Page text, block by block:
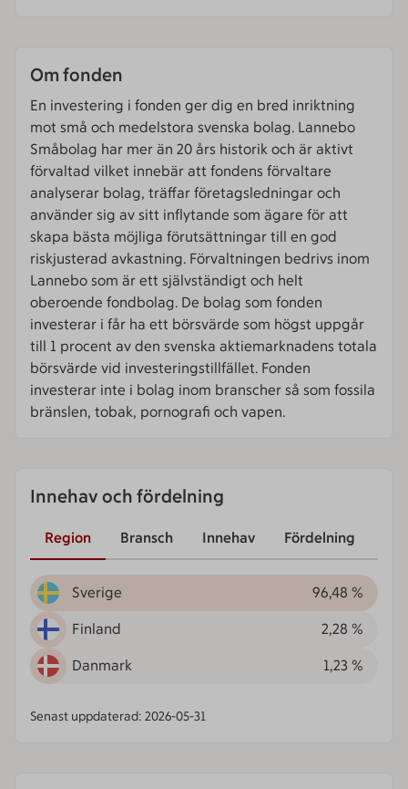
Om fonden
En investering i fonden ger dig en bred inriktning
mot små och medelstora svenska bolag. Lannebo
Småbolag har mer än 20 års historik och är aktivt
förvaltad vilket innebär att fondens förvaltare
analyserar bolag, träffar företagsledningar och
använder sig av sitt inflytande som ägare för att
skapa bästa möjliga förutsättningar till en god
riskjusterad avkastning. Förvaltningen bedrivs inom
Lannebo som är ett självständigt och helt
oberoende fondbolag. De bolag som fonden
investerar i får ha ett börsvärde som högst uppgår
till 1 procent av den svenska aktiemarknadens totala
börsvärde vid investeringstillfället. Fonden
investerar inte i bolag inom branscher så som fossila
bränslen, tobak, pornografi och vapen.
Innehav och fördelning
Region Bransch Innehav Fördelning
Sverige 96,48 %
Finland 2,28 %
Danmark 1,23 %
Senast uppdaterad: 2026-05-31